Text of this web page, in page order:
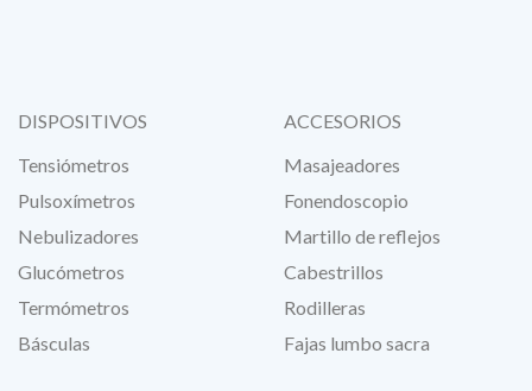
DISPOSITIVOS
Tensiómetros
Pulsoxímetros
Nebulizadores
Glucómetros
Termómetros
Básculas
ACCESORIOS
Masajeadores
Fonendoscopio
Martillo de reflejos
Cabestrillos
Rodilleras
Fajas lumbo sacra